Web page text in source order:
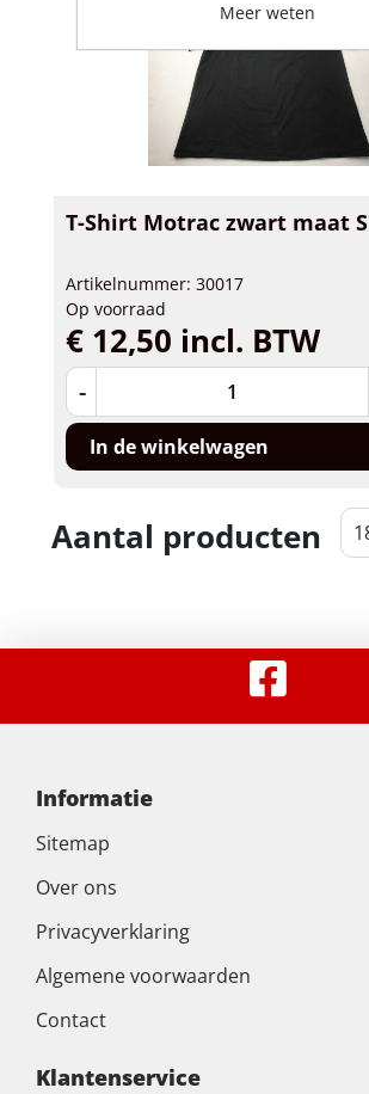
T-Shirt Motrac zwart maat S
Artikelnummer: 30017
Op voorraad
€ 12,50 incl. BTW
-
In de winkelwagen
Aantal producten
Informatie
Sitemap
Over ons
Privacyverklaring
Algemene voorwaarden
Contact
Klantenservice
Meer weten